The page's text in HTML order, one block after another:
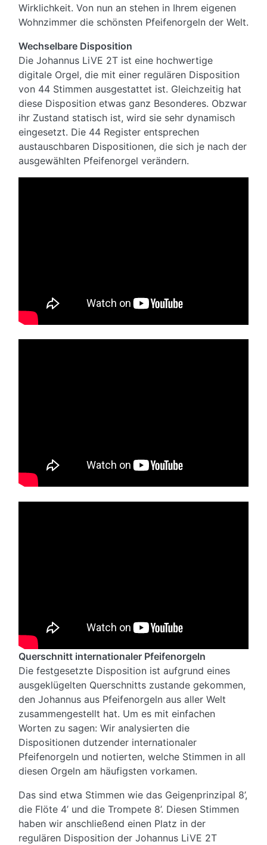
Wirklichkeit. Von nun an stehen in Ihrem eigenen
Wohnzimmer die schönsten Pfeifenorgeln der Welt.
Wechselbare Disposition
Die Johannus LiVE 2T ist eine hochwertige
digitale Orgel, die mit einer regulären Disposition
von 44 Stimmen ausgestattet ist. Gleichzeitig hat
diese Disposition etwas ganz Besonderes. Obzwar
ihr Zustand statisch ist, wird sie sehr dynamisch
eingesetzt. Die 44 Register entsprechen
austauschbaren Dispositionen, die sich je nach der
ausgewählten Pfeifenorgel verändern.
Querschnitt internationaler Pfeifenorgeln
Die festgesetzte Disposition ist aufgrund eines
ausgeklügelten Querschnitts zustande gekommen,
den Johannus aus Pfeifenorgeln aus aller Welt
zusammengestellt hat. Um es mit einfachen
Worten zu sagen: Wir analysierten die
Dispositionen dutzender internationaler
Pfeifenorgeln und notierten, welche Stimmen in all
diesen Orgeln am häufigsten vorkamen.
Das sind etwa Stimmen wie das Geigenprinzipal 8’,
die Flöte 4’ und die Trompete 8’. Diesen Stimmen
haben wir anschließend einen Platz in der
regulären Disposition der Johannus LiVE 2T